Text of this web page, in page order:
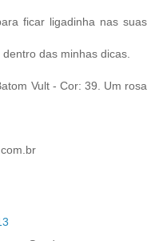
ficar ligadinha nas suas
das minhas dicas.
Vult - Cor: 39. Um rosa